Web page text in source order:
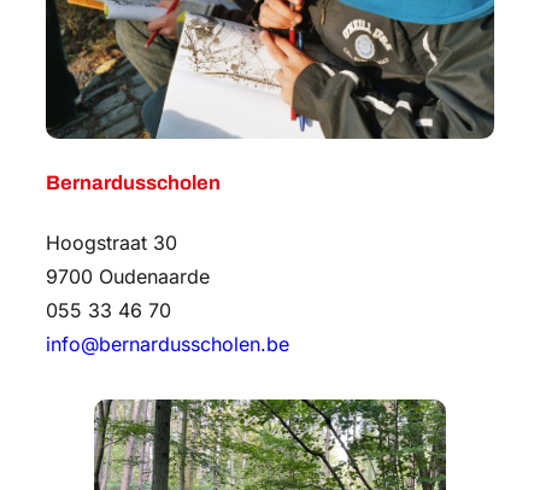
Bernardusscholen
Hoogstraat 30
9700 Oudenaarde
055 33 46 70
info@bernardusscholen.be